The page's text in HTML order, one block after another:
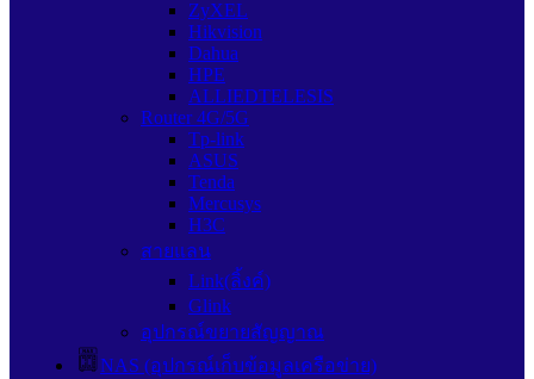
ZyXEL
Hikvision
Dahua
HPE
ALLIEDTELESIS
Router 4G/5G
Tp-link
ASUS
Tenda
Mercusys
H3C
สายแลน
Link(ลิ้งค์)
Glink
อุปกรณ์ขยายสัญญาณ
NAS (อุปกรณ์เก็บข้อมูลเครือข่าย)